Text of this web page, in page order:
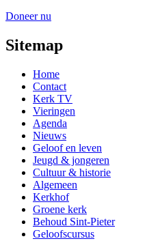
Doneer nu
Sitemap
Home
Contact
Kerk TV
Vieringen
Agenda
Nieuws
Geloof en leven
Jeugd & jongeren
Cultuur & historie
Algemeen
Kerkhof
Groene kerk
Behoud Sint-Pieter
Geloofscursus